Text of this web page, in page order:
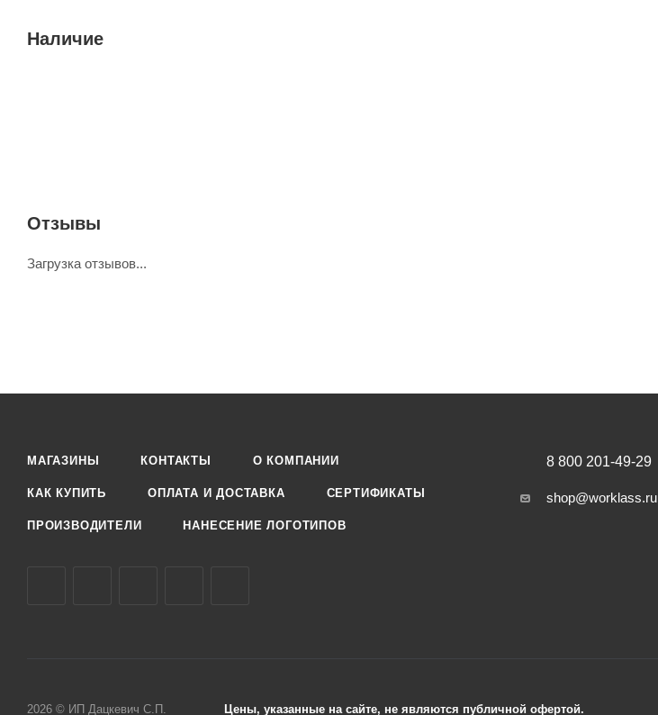
Наличие
Отзывы
Загрузка отзывов...
МАГАЗИНЫ КОНТАКТЫ О КОМПАНИИ
КАК КУПИТЬ ОПЛАТА И ДОСТАВКА СЕРТИФИКАТЫ
ПРОИЗВОДИТЕЛИ НАНЕСЕНИЕ ЛОГОТИПОВ
8 800 201-49-29
shop@worklass.ru
2026 © ИП Дацкевич С.П. Цены, указанные на сайте, не являются публичной офертой.